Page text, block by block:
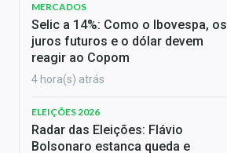
MERCADOS
Selic a 14%: Como o Ibovespa, os
juros futuros e o dólar devem
reagir ao Copom
4 hora(s) atrás
ELEIÇÕES 2026
Radar das Eleições: Flávio
Bolsonaro estanca queda e